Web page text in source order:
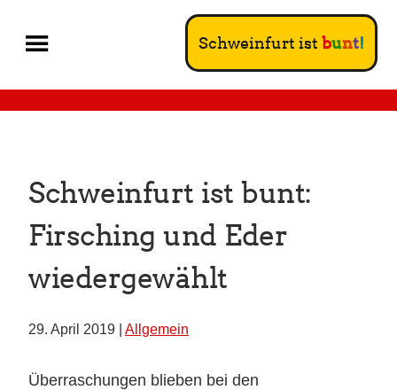
Schweinfurt ist bunt!
Schweinfurt ist bunt:
Firsching und Eder
wiedergewählt
29. April 2019 | Allgemein
Überraschungen blieben bei den